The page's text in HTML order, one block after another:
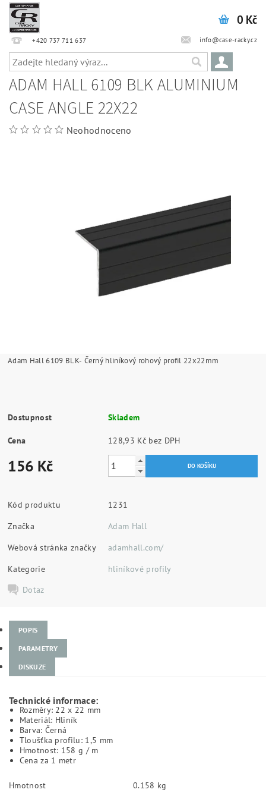
+420 737 711 637 info@case-racky.cz
0 Kč
ADAM HALL 6109 BLK ALUMINIUM
CASE ANGLE 22X22
Neohodnoceno
Adam Hall 6109 BLK- Černý hliníkový rohový profil 22x22mm
Dostupnost Skladem
Cena 128,93 Kč bez DPH
156 Kč
Kód produktu
1231
Značka
Adam Hall
Webová stránka značky
adamhall.com/
Kategorie
hliníkové profily
Dotaz
POPIS
PARAMETRY
DISKUZE
Technické informace:
Rozměry: 22 x 22 mm
Materiál: Hliník
Barva: Černá
Tloušťka profilu: 1,5 mm
Hmotnost: 158 g / m
Cena za 1 metr
Hmotnost 0.158 kg